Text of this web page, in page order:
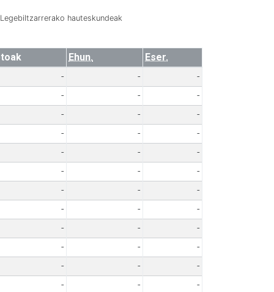
hauteskundeak
Ehun.
Eser.
- -
-
- -
-
- -
-
- -
-
- -
-
- -
-
- -
-
- -
-
- -
-
- -
-
- -
-
- -
-